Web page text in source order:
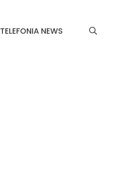
TELEFONIA NEWS